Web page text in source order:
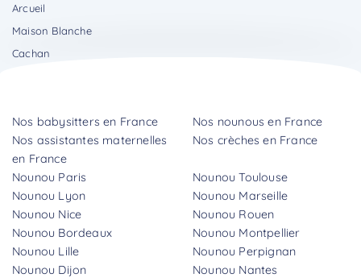
Arcueil
Maison Blanche
Cachan
Nos babysitters en France
Nos nounous en France
Nos assistantes maternelles
en France
Nos crèches en France
Nounou Paris
Nounou Toulouse
Nounou Lyon
Nounou Marseille
Nounou Nice
Nounou Rouen
Nounou Bordeaux
Nounou Montpellier
Nounou Lille
Nounou Perpignan
Nounou Dijon
Nounou Nantes